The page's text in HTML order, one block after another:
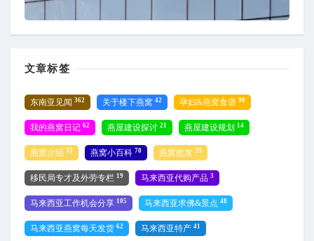
文章标签
东南亚见闻 362 关于楼下燕窝 42 孕妇&燕窝食谱 90
我的燕窝日记 62 燕屋建设探讨 21 燕屋建设规划 14
燕窝介绍 53 燕窝小百科 70 燕窝批发 39
移民局专才及外劳专栏 19 马来西亚代购产品 3
马来西亚工作机会分享 105 马来西亚求佛&景点 48
马来西亚燕窝每天发货 62 马来西亚特产 41